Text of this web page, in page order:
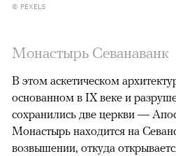
© PEXELS
Монастырь Севанаванк
В этом аскетическом
основанном в IX веке и
сохранились две церкви —
Монастырь находится на
возвышении, откуда